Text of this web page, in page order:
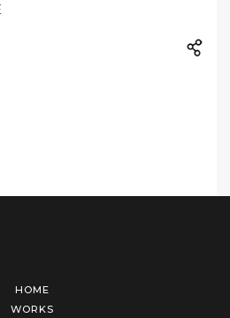
HOME
WORKS